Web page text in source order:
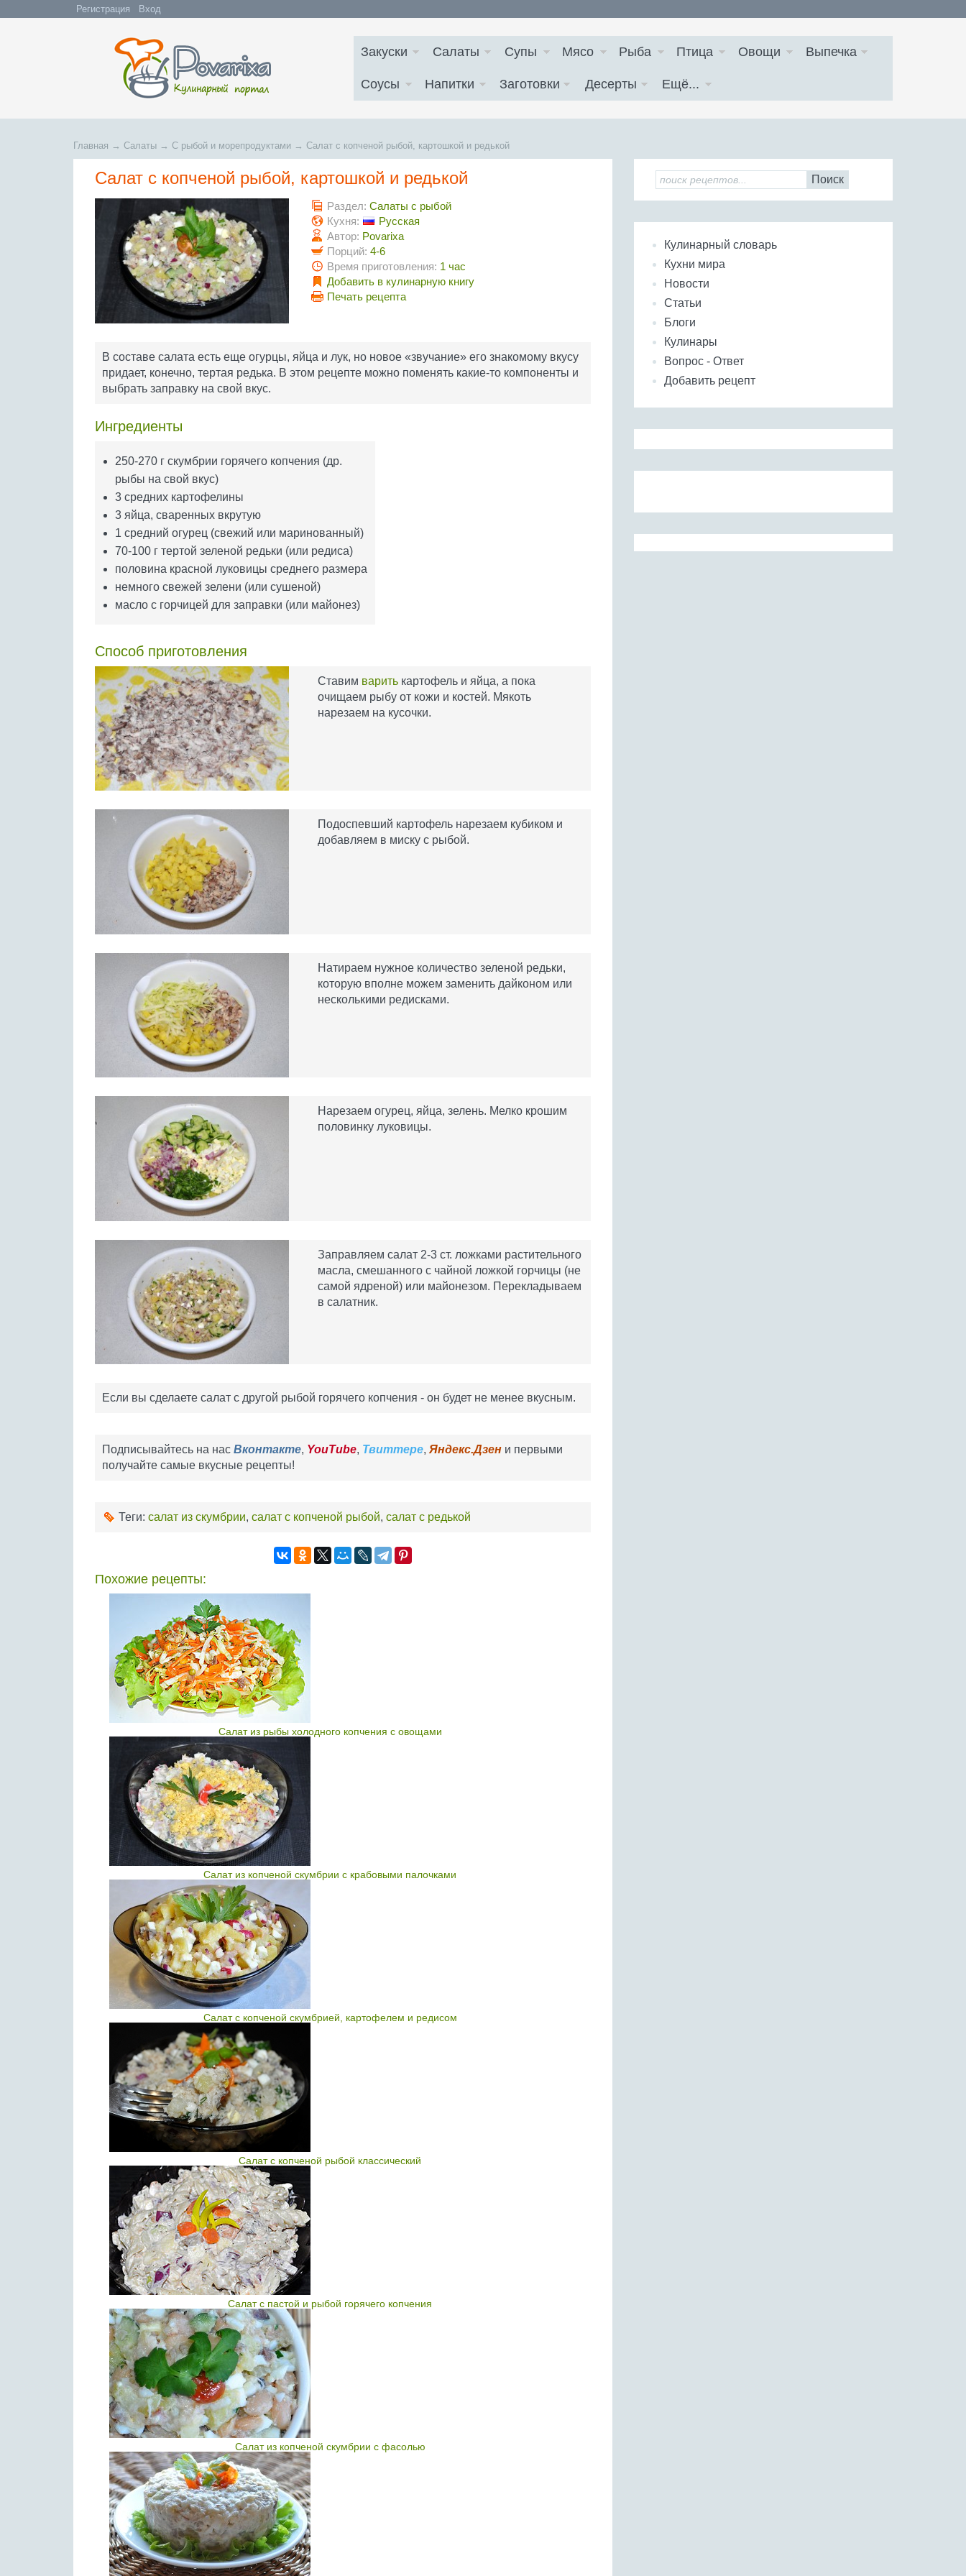
Регистрация Вход
Закуски Салаты Супы Мясо Рыба Птица Овощи Выпечка
Соусы Напитки Заготовки Десерты Ещё...
Главная → Салаты → С рыбой и морепродуктами → Салат с копченой рыбой, картошкой и редькой
Салат с копченой рыбой, картошкой и редькой
Раздел: Салаты с рыбой
Кухня:
Русская
Автор: Povarixa
Порций: 4-6
Время приготовления: 1 час
Добавить в кулинарную книгу
Печать рецепта
В составе салата есть еще огурцы, яйца и лук, но новое «звучание» его знакомому вкусу
придает, конечно, тертая редька. В этом рецепте можно поменять какие-то компоненты и
выбрать заправку на свой вкус.
Ингредиенты
250-270 г скумбрии горячего копчения (др.
рыбы на свой вкус)
3 средних картофелины
3 яйца, сваренных вкрутую
1 средний огурец (свежий или маринованный)
70-100 г тертой зеленой редьки (или редиса)
половина красной луковицы среднего размера
немного свежей зелени (или сушеной)
масло с горчицей для заправки (или майонез)
Способ приготовления
Ставим варить картофель и яйца, а пока
очищаем рыбу от кожи и костей. Мякоть
нарезаем на кусочки.
Подоспевший картофель нарезаем кубиком и
добавляем в миску с рыбой.
Натираем нужное количество зеленой редьки,
которую вполне можем заменить дайконом или
несколькими редисками.
Нарезаем огурец, яйца, зелень. Мелко крошим
половинку луковицы.
Заправляем салат 2-3 ст. ложками растительного
масла, смешанного с чайной ложкой горчицы (не
самой ядреной) или майонезом. Перекладываем
в салатник.
Если вы сделаете салат с другой рыбой горячего копчения - он будет не менее вкусным.
Подписывайтесь на нас Вконтакте, YouTube, Твиттере, Яндекс.Дзен и первыми
получайте самые вкусные рецепты!
Теги: салат из скумбрии, салат с копченой рыбой, салат с редькой
Похожие рецепты:
Салат из рыбы холодного копчения с овощами
Салат из копченой скумбрии с крабовыми палочками
Салат с копченой скумбрией, картофелем и редисом
Салат с копченой рыбой классический
Салат с пастой и рыбой горячего копчения
Салат из копченой скумбрии с фасолью
Поиск
Кулинарный словарь
Кухни мира
Новости
Статьи
Блоги
Кулинары
Вопрос - Ответ
Добавить рецепт